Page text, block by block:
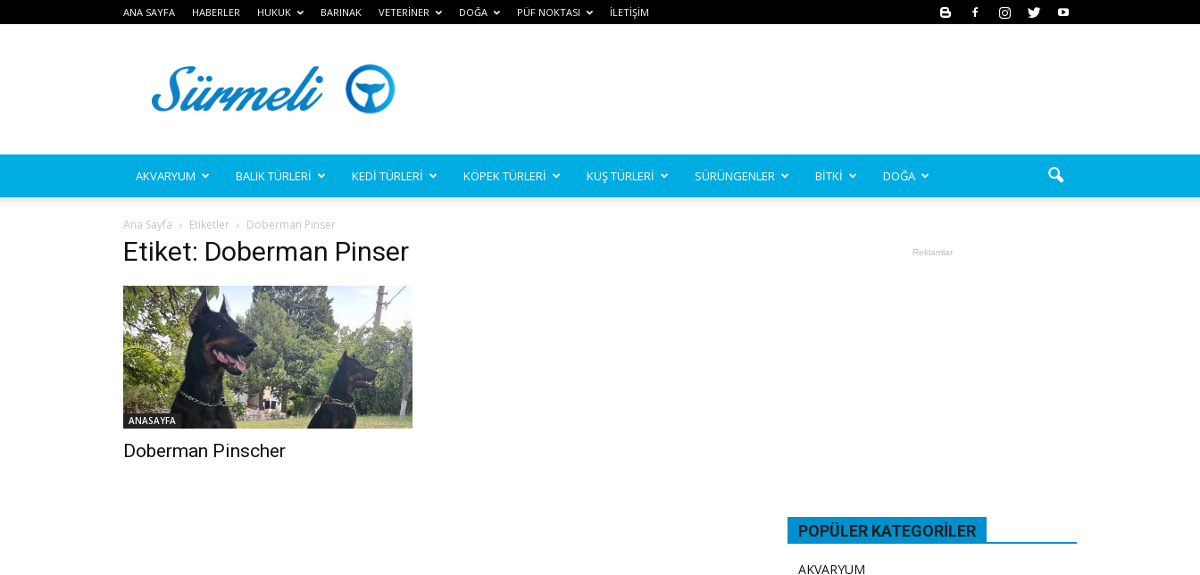
ANA SAYFA HABERLER HUKUK BARINAK VETERİNER DOĞA PÜF NOKTASI İLETİŞİM
AKVARYUM BALIK TÜRLERİ KEDİ TÜRLERİ KÖPEK TÜRLERİ KUŞ TÜRLERİ SÜRÜNGENLER BİTKİ DOĞA
Ana Sayfa Etiketler Doberman Pinser
Etiket: Doberman Pinser
ANASAYFA
Doberman Pinscher
Reklamlar
POPÜLER KATEGORILER
AKVARYUM